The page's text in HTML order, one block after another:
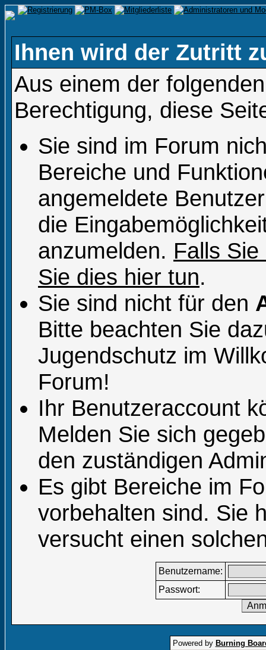
Ihnen wird der Zutritt
Aus einem der
Berechtigung, diese
Sie sind im Forum
Bereiche und
angemeldete
die
anzumelden. Falls
Sie dies hier tun.
Sie sind nicht für den
Bitte beachten Sie
Jugendschutz im
Forum!
Ihr Benutzeraccount
Melden Sie sich
den zuständigen
Es gibt Bereiche im
vorbehalten sind. Sie
versucht einen
Benutzername:
Passwort:
Powered by Burning